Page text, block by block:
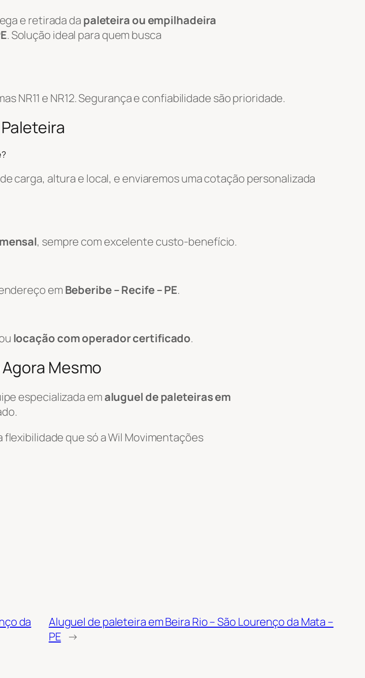
e retirada da paleteira ou empilhadeira
. Solução ideal para quem busca
NR11 e NR12. Segurança e confiabilidade são prioridade.
carga, altura e local, e enviaremos uma cotação personalizada
, sempre com excelente custo-benefício.
em Beberibe – Recife – PE.
locação com operador certificado.
Mesmo
especializada em aluguel de paleteiras em
flexibilidade que só a Wil Movimentações
da
Aluguel de paleteira em Beira Rio – São Lourenço da Mata –
PE →